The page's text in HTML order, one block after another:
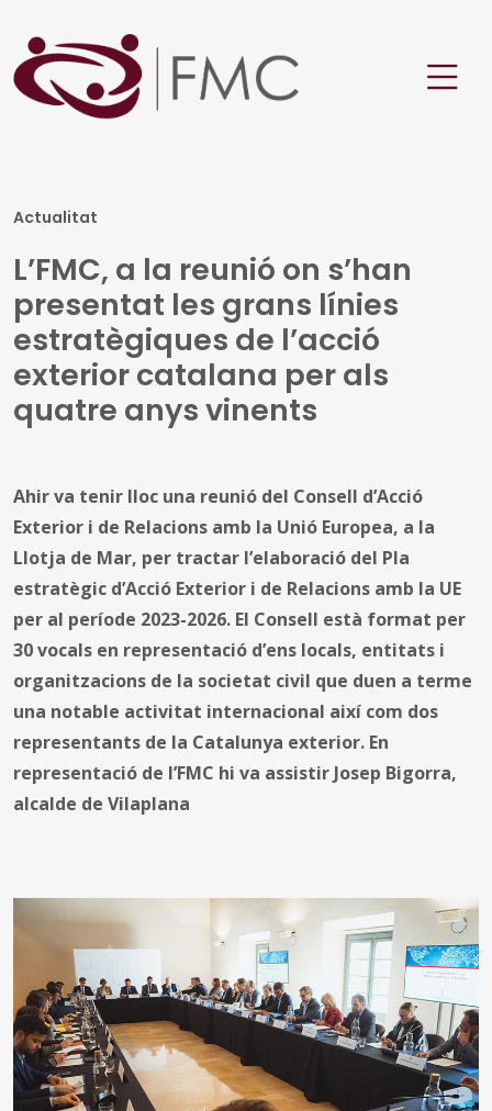
Actualitat
L’FMC, a la reunió on s’han
presentat les grans línies
estratègiques de l’acció
exterior catalana per als
quatre anys vinents
Ahir va tenir lloc una reunió del Consell d’Acció
Exterior i de Relacions amb la Unió Europea, a la
Llotja de Mar, per tractar l’elaboració del Pla
estratègic d’Acció Exterior i de Relacions amb la UE
per al període 2023-2026. El Consell està format per
30 vocals en representació d’ens locals, entitats i
organitzacions de la societat civil que duen a terme
una notable activitat internacional així com dos
representants de la Catalunya exterior. En
representació de l’FMC hi va assistir Josep Bigorra,
alcalde de Vilaplana